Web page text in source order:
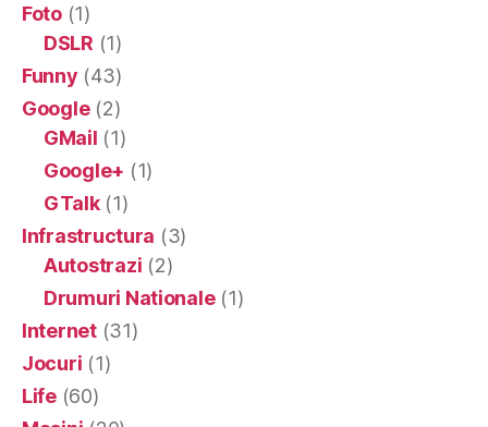
Foto(1)
DSLR (1)
Funny (43)
Google(2)
GMail (1)
Google+ (1)
GTalk(1)
Infrastructura (3)
Autostrazi (2)
Drumuri Nationale(1)
Internet(31)
Jocuri (1)
Life(60)